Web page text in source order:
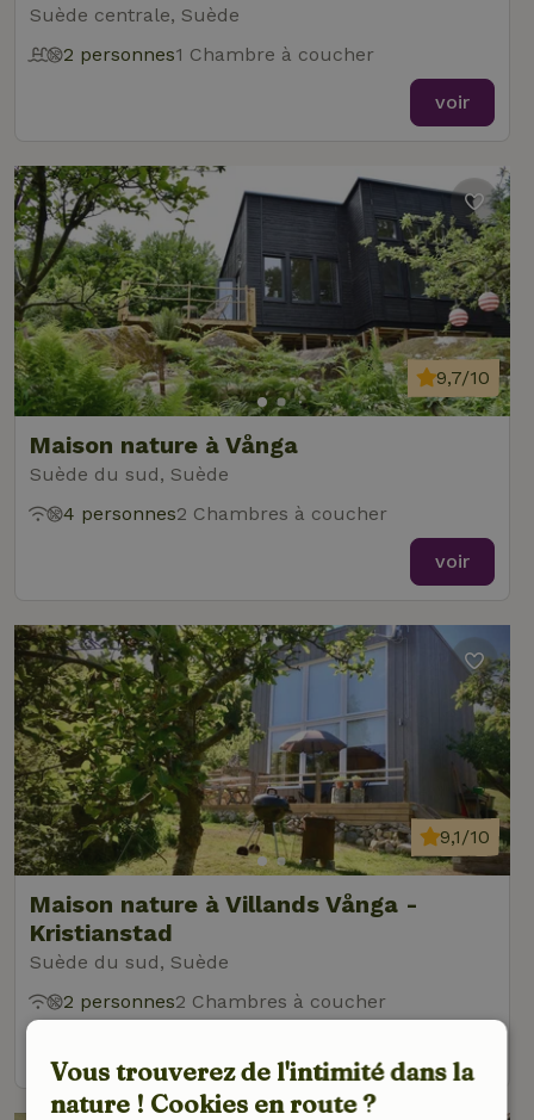
Suède centrale, Suède
2 personnes1 Chambre à coucher
voir
Maison nature à Vånga
Suède du sud, Suède
9,7/10
4 personnes2 Chambres à coucher
voir
Maison nature à Villands Vånga -
Kristianstad
Suède du sud, Suède
9,1/10
2 personnes2 Chambres à coucher
Vous trouverez de l'intimité dans la
nature ! Cookies en route ?